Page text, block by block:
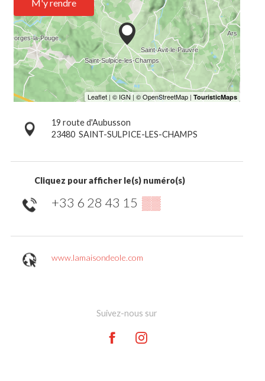
M'y rendre
19 route d'Aubusson
23480 SAINT-SULPICE-LES-CHAMPS
Cliquez pour afficher le(s) numéro(s)
+33 6 28 43 15 ▒▒
www.lamaisondeole.com
Suivez-nous sur